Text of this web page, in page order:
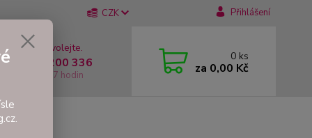
CZK Přihlášení
si rady? Zavolejte.
737 200 336
Pátek: 8 - 17 hodin
0 ks
za 0,00 Kč